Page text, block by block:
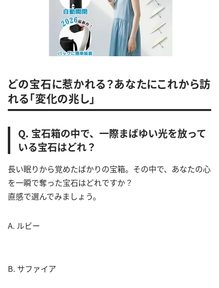
どの宝石に惹かれる？あなたにこれから訪
れる「変化の兆し」
Q. 宝石箱の中で、一際まばゆい光を放って
いる宝石はどれ？
長い眠りから覚めたばかりの宝箱。その中で、あなたの心
を一瞬で奪った宝石はどれですか？
直感で選んでみましょう。
A. ルビー
B. サファイア